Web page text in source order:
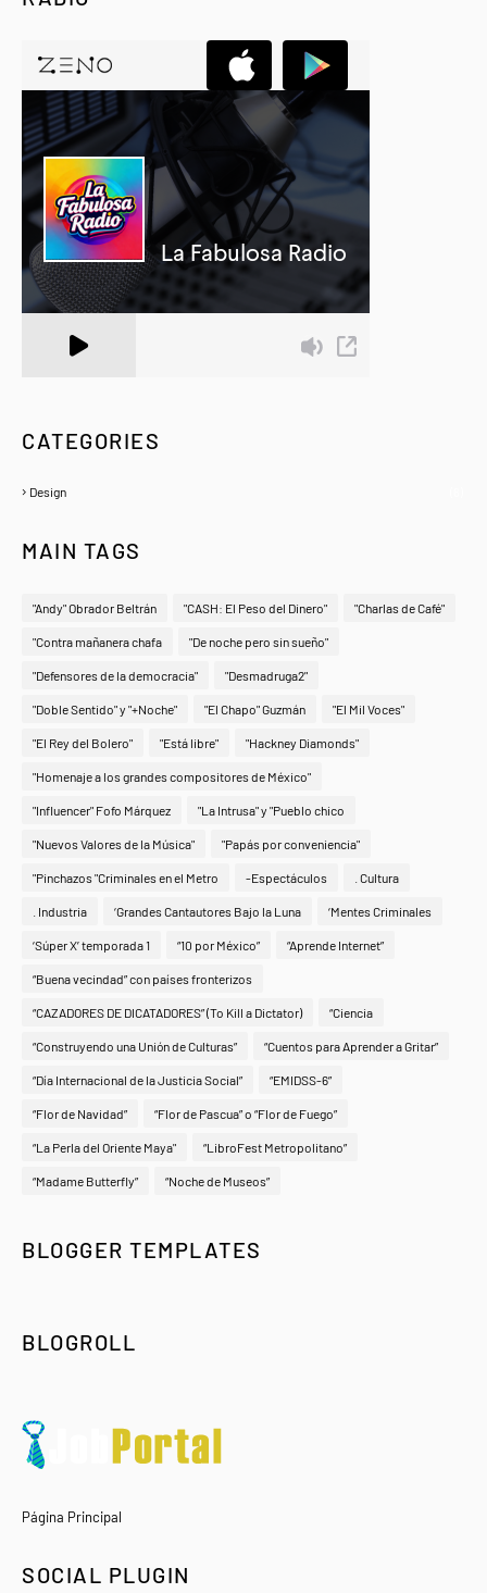
CATEGORIES
Design
MAIN TAGS
"Andy" Obrador Beltrán "CASH: El Peso del Dinero" "Charlas de Café"
"Contra mañanera chafa "De noche pero sin sueño"
"Defensores de la democracia" "Desmadruga2"
"Doble Sentido" y "+Noche" "El Chapo" Guzmán "El Mil Voces"
"El Rey del Bolero" "Está libre" "Hackney Diamonds"
"Homenaje a los grandes compositores de México"
"Influencer" Fofo Márquez "La Intrusa" y "Pueblo chico
"Nuevos Valores de la Música" "Papás por conveniencia"
"Pinchazos "Criminales en el Metro -Espectáculos . Cultura
. Industria ‘Grandes Cantautores Bajo la Luna ‘Mentes Criminales
‘Súper X’ temporada 1 “10 por México” “Aprende Internet”
“Buena vecindad” con países fronterizos
“CAZADORES DE DICATADORES” (To Kill a Dictator) “Ciencia
“Construyendo una Unión de Culturas” “Cuentos para Aprender a Gritar”
“Día Internacional de la Justicia Social” “EMIDSS-6”
“Flor de Navidad” “Flor de Pascua” o “Flor de Fuego”
“La Perla del Oriente Maya" “LibroFest Metropolitano”
“Madame Butterfly” “Noche de Museos”
BLOGGER TEMPLATES
BLOGROLL
Página Principal
SOCIAL PLUGIN